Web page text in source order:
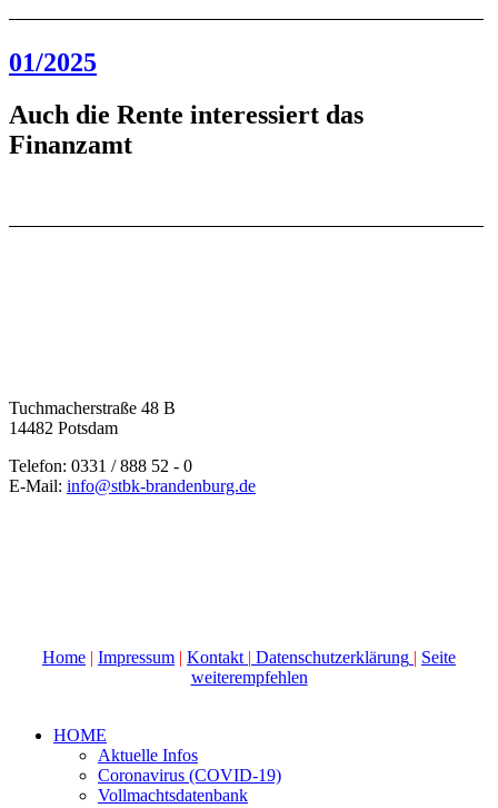
01/2025
Auch die Rente interessiert das
Finanzamt
Tuchmacherstraße 48 B
14482 Potsdam
Telefon: 0331 / 888 52 - 0
E-Mail: info@stbk-brandenburg.de
Home | Impressum | Kontakt | Datenschutzerklärung | Seite
weiterempfehlen
HOME
Aktuelle Infos
Coronavirus (COVID-19)
Vollmachtsdatenbank